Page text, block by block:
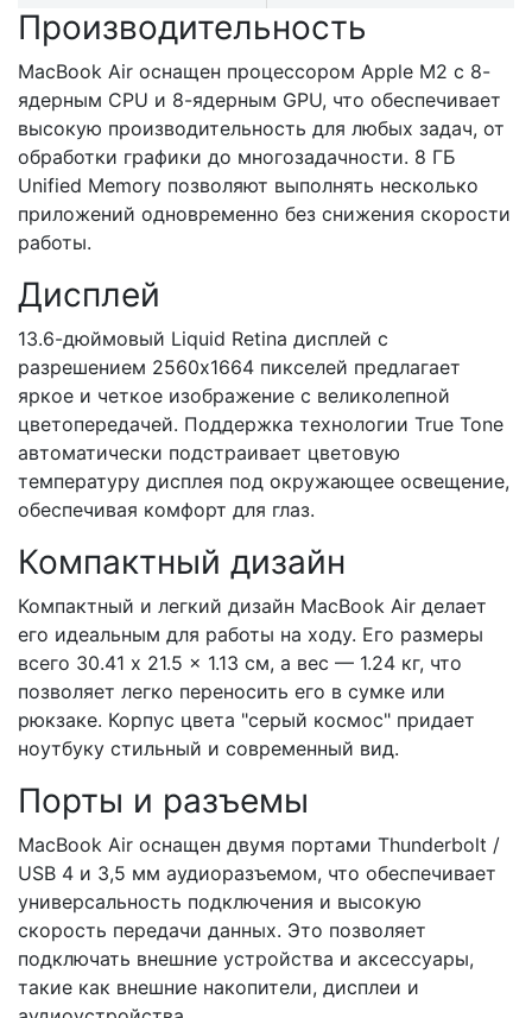
Производительность
MacBook Air оснащен процессором Apple M2 с 8-
ядерным CPU и 8-ядерным GPU, что обеспечивает
высокую производительность для любых задач, от
обработки графики до многозадачности. 8 ГБ
Unified Memory позволяют выполнять несколько
приложений одновременно без снижения скорости
работы.
Дисплей
13.6-дюймовый Liquid Retina дисплей с
разрешением 2560x1664 пикселей предлагает
яркое и четкое изображение с великолепной
цветопередачей. Поддержка технологии True Tone
автоматически подстраивает цветовую
температуру дисплея под окружающее освещение,
обеспечивая комфорт для глаз.
Компактный дизайн
Компактный и легкий дизайн MacBook Air делает
его идеальным для работы на ходу. Его размеры
всего 30.41 x 21.5 x 1.13 см, а вес — 1.24 кг, что
позволяет легко переносить его в сумке или
рюкзаке. Корпус цвета "серый космос" придает
ноутбуку стильный и современный вид.
Порты и разъемы
MacBook Air оснащен двумя портами Thunderbolt /
USB 4 и 3,5 мм аудиоразъемом, что обеспечивает
универсальность подключения и высокую
скорость передачи данных. Это позволяет
подключать внешние устройства и аксессуары,
такие как внешние накопители, дисплеи и